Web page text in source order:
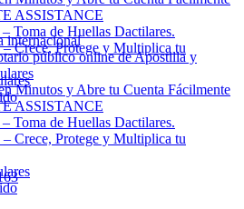
ASSISTANCE
Toma de Huellas Dactilares.
Crece, Protege y Multiplica tu
internacional
público online de Apostilla y
Minutos y Abre tu Cuenta Fácilmente
ASSISTANCE
Toma de Huellas Dactilares.
Crece, Protege y Multiplica tu